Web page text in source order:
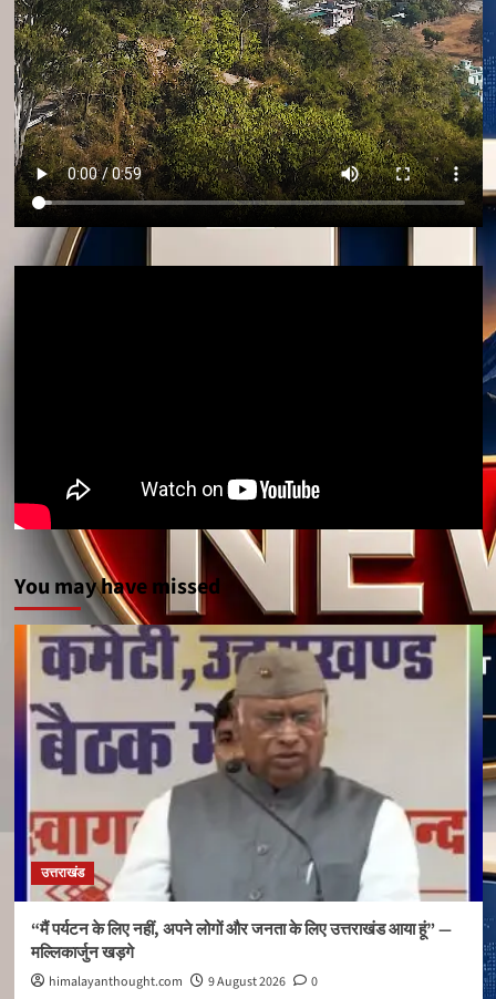
You may have missed
उत्तराखंड
“मैं पर्यटन के लिए नहीं, अपने लोगों और जनता के लिए उत्तराखंड आया हूं” —
मल्लिकार्जुन खड़गे
himalayanthought.com 9 August 2026 0